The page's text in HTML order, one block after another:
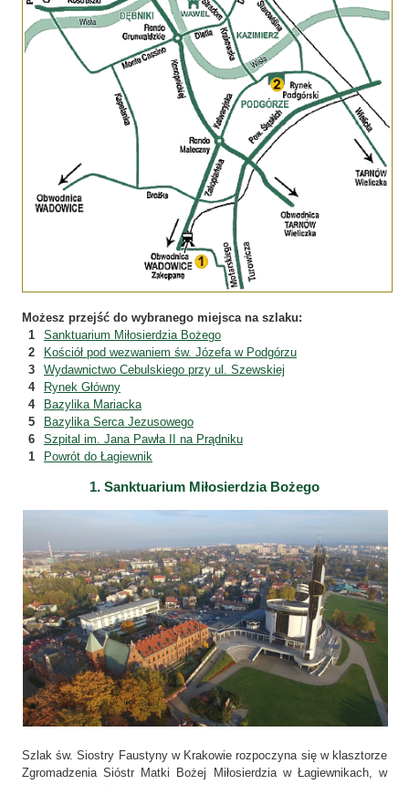
Możesz przejść do wybranego miejsca na szlaku:
1
Sanktuarium Miłosierdzia Bożego
2
Kościół pod wezwaniem św. Józefa w Podgórzu
3
Wydawnictwo Cebulskiego przy ul. Szewskiej
4
Rynek Główny
4
Bazylika Mariacka
5
Bazylika Serca Jezusowego
6
Szpital im. Jana Pawła II na Prądniku
1
Powrót do Łagiewnik
1. Sanktuarium Miłosierdzia Bożego
Szlak św. Siostry Faustyny w Krakowie rozpoczyna się w klasztorze
Zgromadzenia Sióstr Matki Bożej Miłosierdzia w Łagiewnikach, w